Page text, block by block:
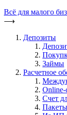
Всё для малого
⟶
Депозиты
Займы
Расчетное
Счет